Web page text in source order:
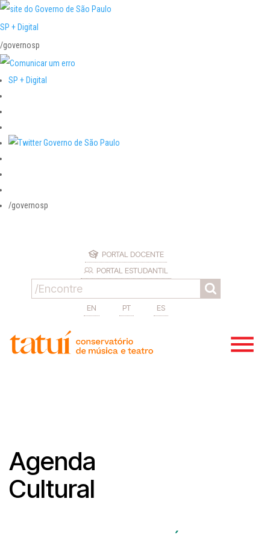
SP + Digital
/governosp
SP + Digital
/governosp
PORTAL DOCENTE
PORTAL ESTUDANTIL
EN PT ES
Agenda
Cultural